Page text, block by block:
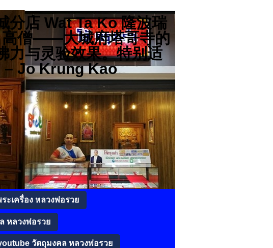
分店 Wat Ta Ko 隆波瑞
高僧——大城府塔哥寺的
力与灵验效果。特别适
– Jo Krung Kao
ะเครื่อง หลวงพ่อรวย
หลวงพ่อรวย
วัตถุมงคล หลวงพ่อรวย